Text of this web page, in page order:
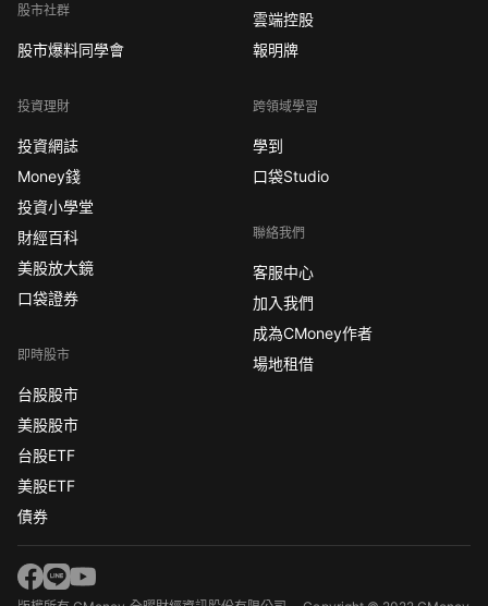
股市社群
股市爆料同學會
投資理財
投資網誌
Money錢
投資小學堂
財經百科
美股放大鏡
口袋證券
即時股市
台股股市
美股股市
台股ETF
美股ETF
債券
雲端控股
報明牌
跨領域學習
學到
口袋Studio
聯絡我們
客服中心
加入我們
成為CMoney作者
場地租借